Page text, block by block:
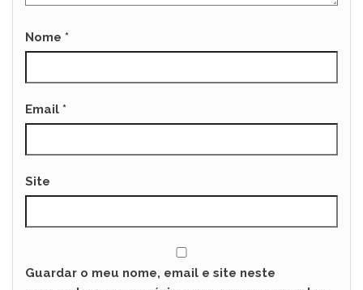
Nome *
Email *
Site
Guardar o meu nome, email e site neste